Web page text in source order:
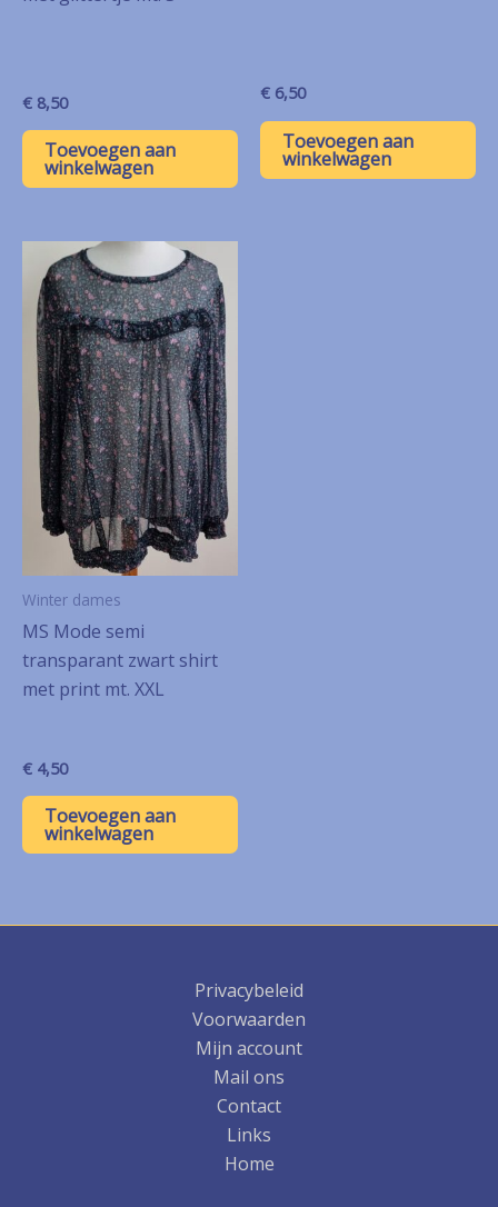
€ 8,50
Toevoegen aan
winkelwagen
€ 6,50
Toevoegen aan
winkelwagen
Winter dames
MS Mode semi
transparant zwart shirt
met print mt. XXL
€ 4,50
Toevoegen aan
winkelwagen
Privacybeleid
Voorwaarden
Mijn account
Mail ons
Contact
Links
Home